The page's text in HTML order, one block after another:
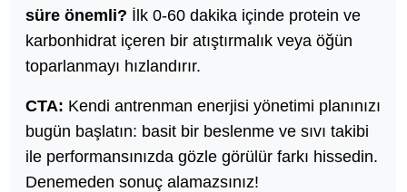
süre önemli? İlk 0-60 dakika içinde protein ve
karbonhidrat içeren bir atıştırmalık veya öğün
toparlanmayı hızlandırır.
CTA: Kendi antrenman enerjisi yönetimi planınızı
bugün başlatın: basit bir beslenme ve sıvı takibi
ile performansınızda gözle görülür farkı hissedin.
Denemeden sonuç alamazsınız!